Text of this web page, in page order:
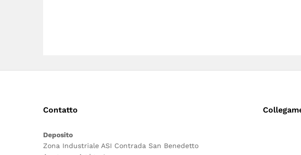
Contatto
Deposito
Zona Industriale ASI Contrada San Benedetto